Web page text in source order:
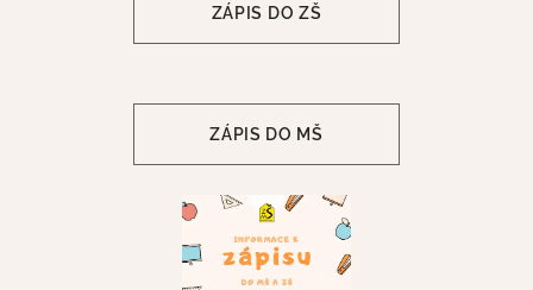
ZÁPIS DO ZŠ
ZÁPIS DO MŠ